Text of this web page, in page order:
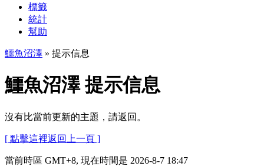
標籤
統計
幫助
鱷魚沼澤 » 提示信息
鱷魚沼澤 提示信息
沒有比當前更新的主題，請返回。
[ 點擊這裡返回上一頁 ]
當前時區 GMT+8, 現在時間是 2026-8-7 18:47